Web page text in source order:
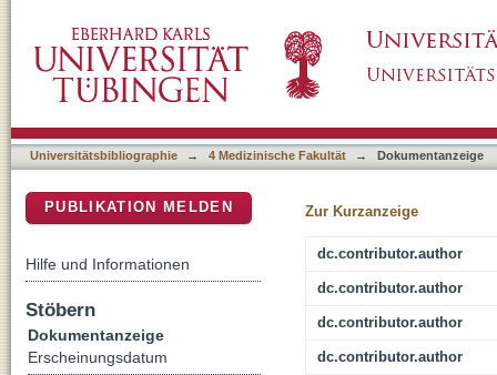
data analysis
Universitätsbibliographie → 4 Medizinische Fakultät → Dokumentanzeige
Zur Kurzanzeige
dc.contributor.author
dc.contributor.author
dc.contributor.author
dc.contributor.author
PUBLIKATION MELDEN
Hilfe und Informationen
Stöbern
Dokumentanzeige
Erscheinungsdatum